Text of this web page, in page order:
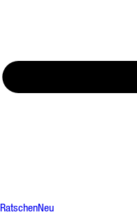
RatschenNeu